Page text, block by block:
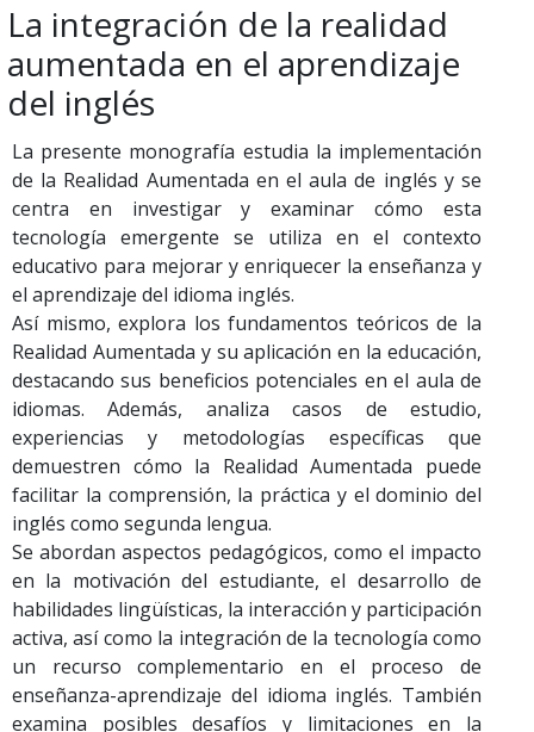
La integración de la realidad
aumentada en el aprendizaje
del inglés
La presente monografía estudia la implementación
de la Realidad Aumentada en el aula de inglés y se
centra en investigar y examinar cómo esta
tecnología emergente se utiliza en el contexto
educativo para mejorar y enriquecer la enseñanza y
el aprendizaje del idioma inglés.
Así mismo, explora los fundamentos teóricos de la
Realidad Aumentada y su aplicación en la educación,
destacando sus beneficios potenciales en el aula de
idiomas. Además, analiza casos de estudio,
experiencias y metodologías específicas que
demuestren cómo la Realidad Aumentada puede
facilitar la comprensión, la práctica y el dominio del
inglés como segunda lengua.
Se abordan aspectos pedagógicos, como el impacto
en la motivación del estudiante, el desarrollo de
habilidades lingüísticas, la interacción y participación
activa, así como la integración de la tecnología como
un recurso complementario en el proceso de
enseñanza-aprendizaje del idioma inglés. También
examina posibles desafíos y limitaciones en la